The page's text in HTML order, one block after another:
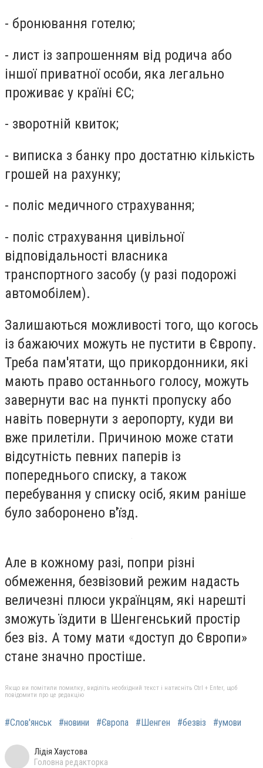
- бронювання готелю;
- лист із запрошенням від родича або
іншої приватної особи, яка легально
проживає у країні ЄС;
- зворотній квиток;
- виписка з банку про достатню кількість
грошей на рахунку;
- поліс медичного страхування;
- поліс страхування цивільної
відповідальності власника
транспортного засобу (у разі подорожі
автомобілем).
Залишаються можливості того, що когось
із бажаючих можуть не пустити в Європу.
Треба пам'ятати, що прикордонники, які
мають право останнього голосу, можуть
завернути вас на пункті пропуску або
навіть повернути з аеропорту, куди ви
вже прилетіли. Причиною може стати
відсутність певних паперів із
попереднього списку, а також
перебування у списку осіб, яким раніше
було заборонено в'їзд.
Але в кожному разі, попри різні
обмеження, безвізовий режим надасть
величезні плюси українцям, які нарешті
зможуть їздити в Шенгенський простір
без віз. А тому мати «доступ до Європи»
стане значно простіше.
Якщо ви помітили помилку, виділіть необхідний текст і натисніть Ctrl + Enter, щоб
повідомити про це редакцію
#Слов'янськ #новини #Європа #Шенген #безвіз #умови
Лідія Хаустова
Головна редакторка